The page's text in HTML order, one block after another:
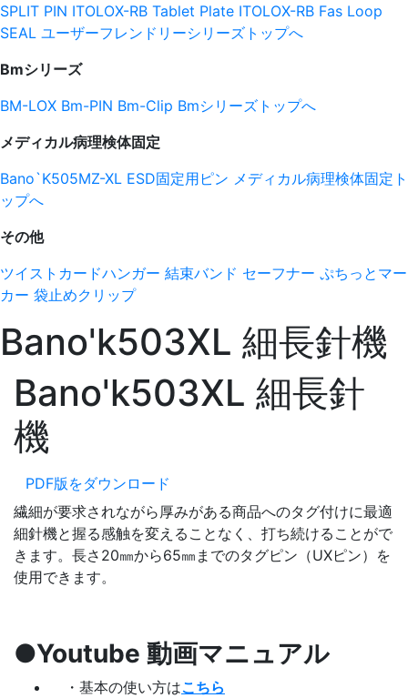
SPLIT PIN ITOLOX-RB Tablet Plate ITOLOX-RB Fas Loop
SEAL ユーザーフレンドリーシリーズトップへ
Bmシリーズ
BM-LOX Bm-PIN Bm-Clip Bmシリーズトップへ
メディカル病理検体固定
Bano`K505MZ-XL ESD固定用ピン メディカル病理検体固定ト
ップへ
その他
ツイストカードハンガー 結束バンド セーフナー ぷちっとマー
カー 袋止めクリップ
Bano'k503XL 細長針機
Bano'k503XL 細長針
機
PDF版をダウンロード
繊細が要求されながら厚みがある商品へのタグ付けに最適
細針機と握る感触を変えることなく、打ち続けることがで
きます。長さ20㎜から65㎜までのタグピン（UXピン）を
使用できます。
●Youtube 動画マニュアル
・基本の使い方はこちら